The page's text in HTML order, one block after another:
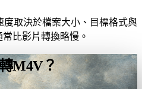
取決於檔案大小、目標格式與
比影片轉換略慢。
M4V？